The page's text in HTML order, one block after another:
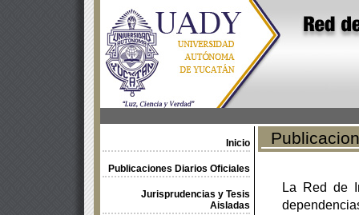
Inicio
Publicaciones Diarios Oficiales
Jurisprudencias y Tesis
Aisladas
La Red de